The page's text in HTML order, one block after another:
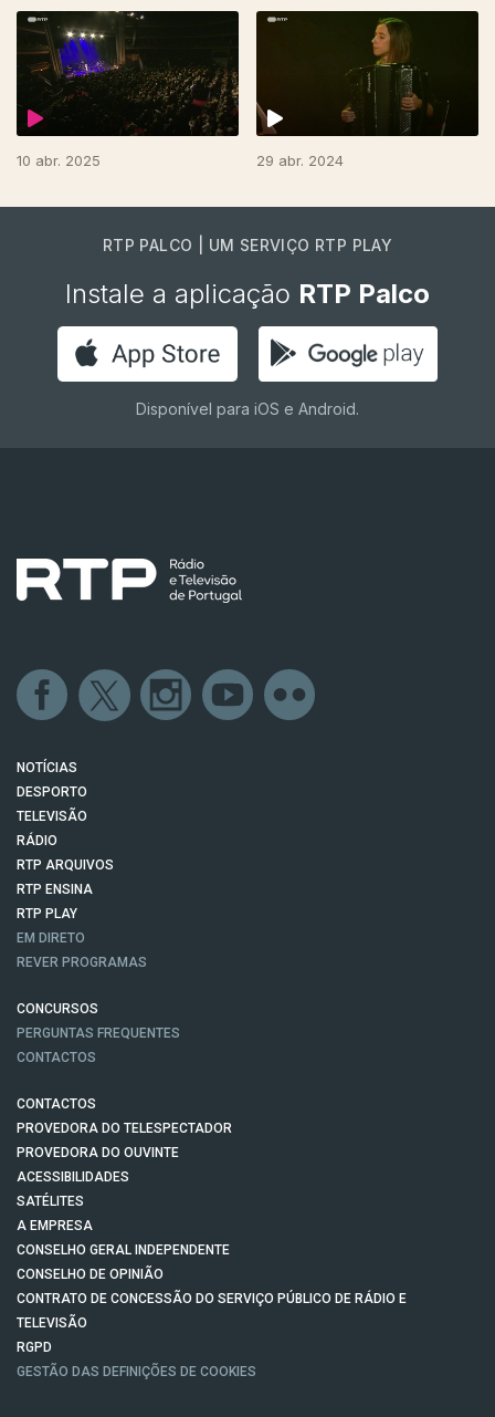
10 abr. 2025 29 abr. 2024
765479
RTP PALCO | UM SERVIÇO RTP PLAY
Instale a aplicação RTP Palco
Disponível para iOS e Android.
NOTÍCIAS
DESPORTO
TELEVISÃO
RÁDIO
RTP ARQUIVOS
RTP ENSINA
RTP PLAY
EM DIRETO
REVER PROGRAMAS
CONCURSOS
PERGUNTAS FREQUENTES
CONTACTOS
CONTACTOS
PROVEDORA DO TELESPECTADOR
PROVEDORA DO OUVINTE
ACESSIBILIDADES
SATÉLITES
A EMPRESA
CONSELHO GERAL INDEPENDENTE
CONSELHO DE OPINIÃO
CONTRATO DE CONCESSÃO DO SERVIÇO PÚBLICO DE RÁDIO E
TELEVISÃO
RGPD
GESTÃO DAS DEFINIÇÕES DE COOKIES